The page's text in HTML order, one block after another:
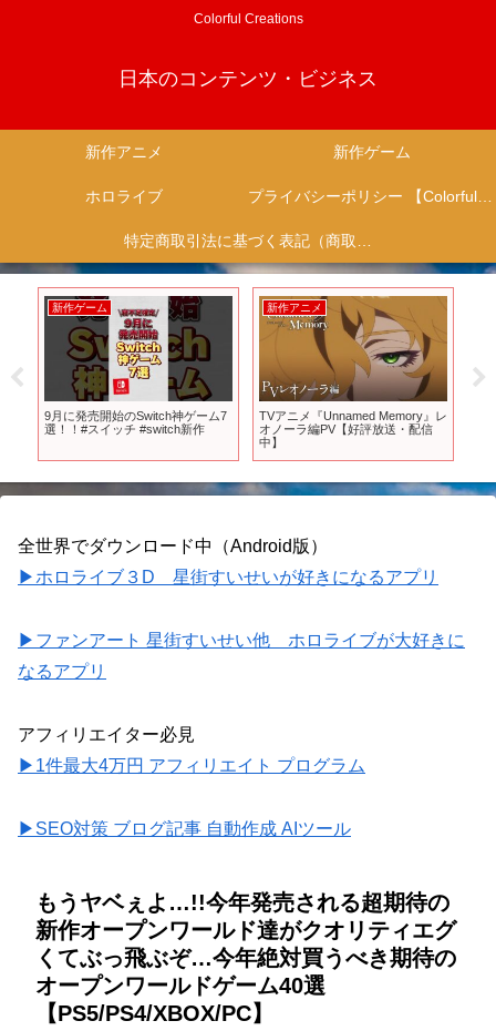
Colorful Creations
日本のコンテンツ・ビジネス
新作アニメ 新作ゲーム
ホロライブ プライバシーポリシー 【Colorful Creation】
特定商取引法に基づく表記（商取引に関する開示）
新作ゲーム
9月に発売開始のSwitch神ゲーム7
選！！#スイッチ #switch新作
新作アニメ
TVアニメ『Unnamed Memory』レ
オノーラ編PV【好評放送・配信
中】
ー
全世界でダウンロード中（Android版）
▶ホロライブ３D 星街すいせいが好きになるアプリ
▶ファンアート 星街すいせい他 ホロライブが大好きに
なるアプリ
アフィリエイター必見
▶1件最大4万円 アフィリエイト プログラム
▶SEO対策 ブログ記事 自動作成 AIツール
もうヤベぇよ…!!今年発売される超期待の
新作オープンワールド達がクオリティエグ
くてぶっ飛ぶぞ…今年絶対買うべき期待の
オープンワールドゲーム40選
【PS5/PS4/XBOX/PC】